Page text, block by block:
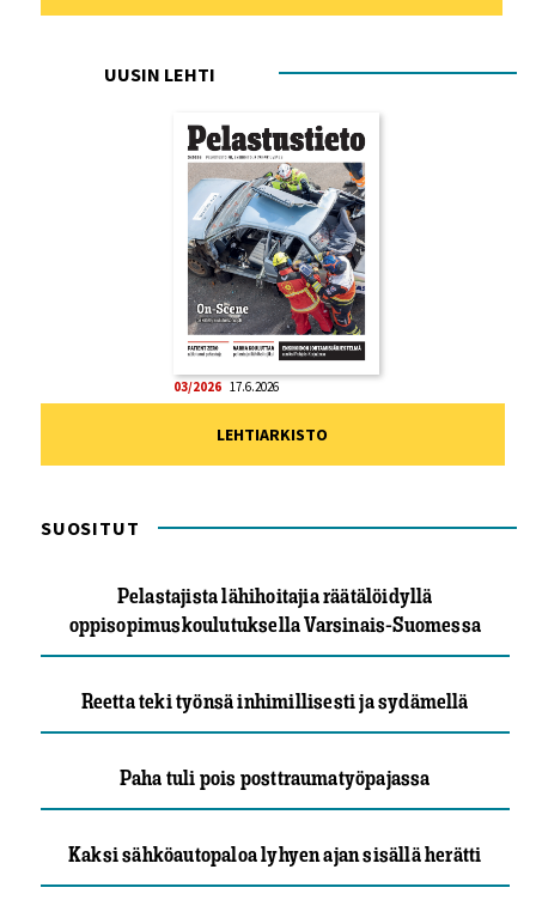
UUSIN LEHTI
03/2026 17.6.2026
LEHTIARKISTO
SUOSITUT
Pelastajista lähihoitajia räätälöidyllä
oppisopimuskoulutuksella Varsinais-Suomessa
Reetta teki työnsä inhimillisesti ja sydämellä
Paha tuli pois posttraumatyöpajassa
Kaksi sähköautopaloa lyhyen ajan sisällä herätti